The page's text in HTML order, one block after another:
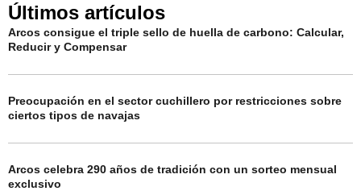
Últimos artículos
Arcos consigue el triple sello de huella de carbono: Calcular,
Reducir y Compensar
Preocupación en el sector cuchillero por restricciones sobre
ciertos tipos de navajas
Arcos celebra 290 años de tradición con un sorteo mensual
exclusivo